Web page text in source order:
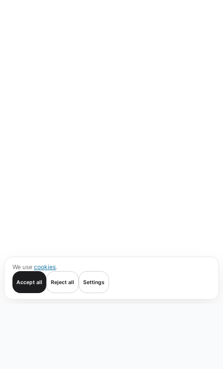
We use cookies.
Accept all Reject all Settings